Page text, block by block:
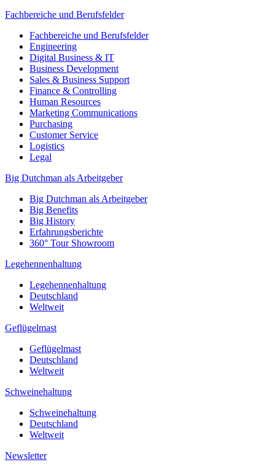
Fachbereiche und Berufsfelder
Fachbereiche und Berufsfelder
Engineering
Digital Business & IT
Business Development
Sales & Business Support
Finance & Controlling
Human Resources
Marketing Communications
Purchasing
Customer Service
Logistics
Legal
Big Dutchman als Arbeitgeber
Big Dutchman als Arbeitgeber
Big Benefits
Big History
Erfahrungsberichte
360° Tour Showroom
Legehennenhaltung
Legehennenhaltung
Deutschland
Weltweit
Geflügelmast
Geflügelmast
Deutschland
Weltweit
Schweinehaltung
Schweinehaltung
Deutschland
Weltweit
Newsletter